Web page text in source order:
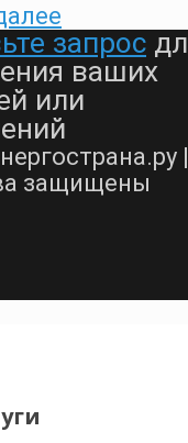
запрос
ваших
или
|
защищены